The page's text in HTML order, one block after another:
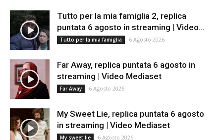
Tutto per la mia famiglia 2, replica
puntata 6 agosto in streaming | Video...
Tutto per la mia famiglia 6 Agosto 2026
Far Away, replica puntata 6 agosto in
streaming | Video Mediaset
Far Away 6 Agosto 2026
My Sweet Lie, replica puntata 6 agosto
in streaming | Video Mediaset
My sweet lie 6 Agosto 2026